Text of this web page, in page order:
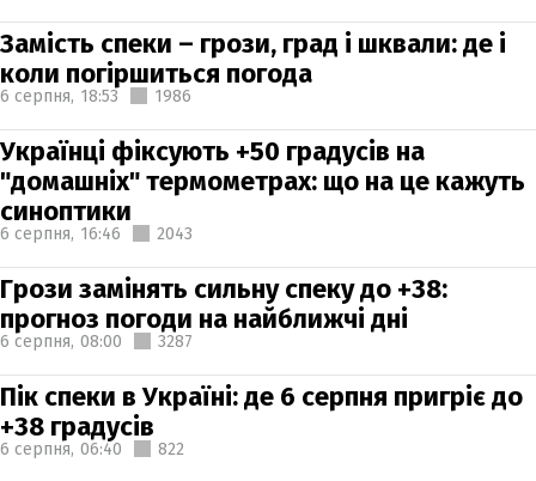
Замість спеки – грози, град і шквали: де і
коли погіршиться погода
6 серпня, 18:53 1986
Українці фіксують +50 градусів на
"домашніх" термометрах: що на це кажуть
синоптики
6 серпня, 16:46 2043
Грози замінять сильну спеку до +38:
прогноз погоди на найближчі дні
6 серпня, 08:00 3287
Пік спеки в Україні: де 6 серпня пригріє до
+38 градусів
6 серпня, 06:40 822